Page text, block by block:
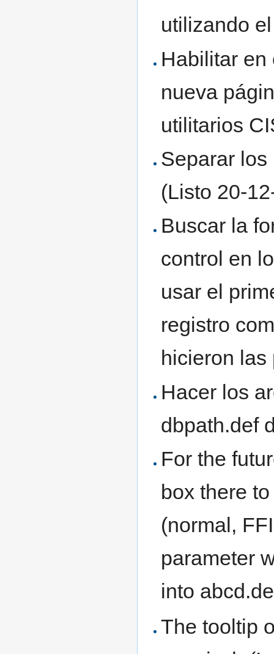
utilizando
Habilitar en
nueva
utilitarios
Separar los
(Listo 20-
Buscar la
control en
usar el
registro
hicieron
Hacer los
dbpath.def
For the
box there
(normal,
parameter
into
The tooltip